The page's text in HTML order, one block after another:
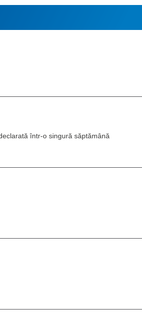
într-o singură săptămână